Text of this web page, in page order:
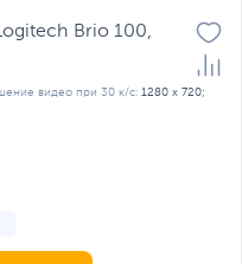
Brio 100,
видео при 30 к/с: 1280 x 720;